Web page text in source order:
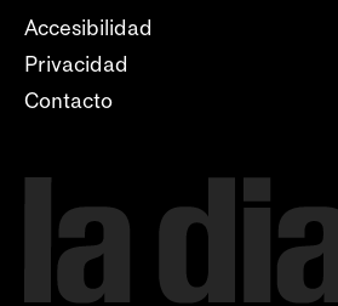
Accesibilidad
Privacidad
Contacto